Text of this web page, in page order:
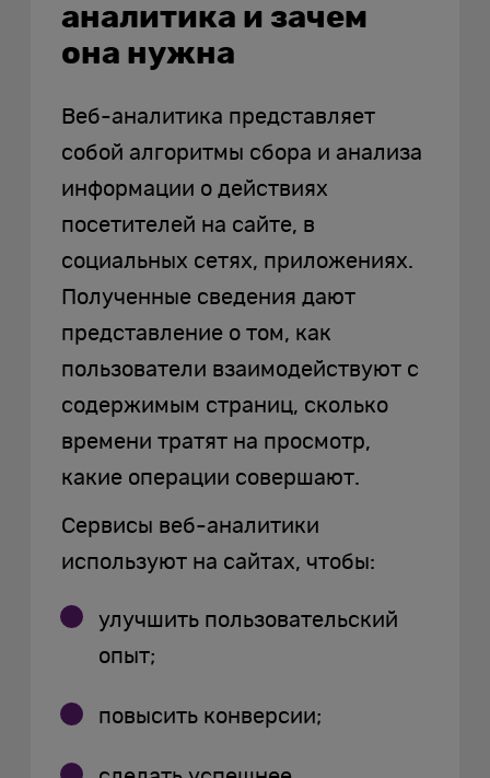
аналитика и зачем
она нужна
Веб-аналитика представляет
собой алгоритмы сбора и анализа
информации о действиях
посетителей на сайте, в
социальных сетях, приложениях.
Полученные сведения дают
представление о том, как
пользователи взаимодействуют с
содержимым страниц, сколько
времени тратят на просмотр,
какие операции совершают.
Сервисы веб-аналитики
используют на сайтах, чтобы:
улучшить пользовательский
опыт;
повысить конверсии;